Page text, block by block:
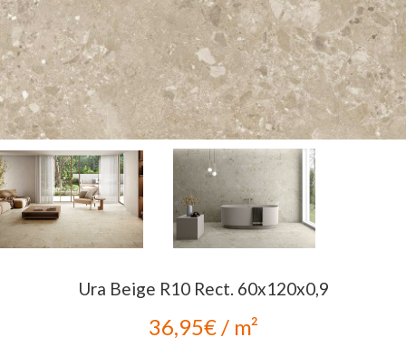
Ura Beige R10 Rect. 60x120x0,9
36,95€ / m²